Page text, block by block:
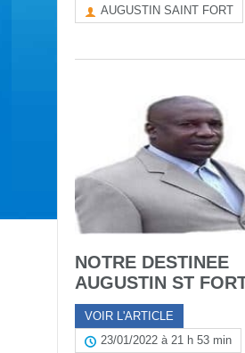
AUGUSTIN SAINT FORT
NOTRE DESTINEE
AUGUSTIN ST
VOIR L'ARTICLE
23/01/2022 à 21 h 53 min